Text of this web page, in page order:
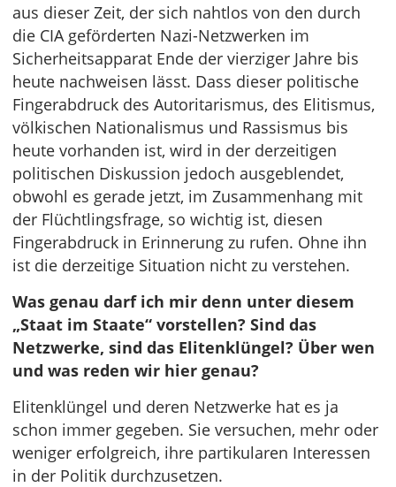
aus dieser Zeit, der sich nahtlos von den durch
die CIA geförderten Nazi-Netzwerken im
Sicherheitsapparat Ende der vierziger Jahre bis
heute nachweisen lässt. Dass dieser politische
Fingerabdruck des Autoritarismus, des Elitismus,
völkischen Nationalismus und Rassismus bis
heute vorhanden ist, wird in der derzeitigen
politischen Diskussion jedoch ausgeblendet,
obwohl es gerade jetzt, im Zusammenhang mit
der Flüchtlingsfrage, so wichtig ist, diesen
Fingerabdruck in Erinnerung zu rufen. Ohne ihn
ist die derzeitige Situation nicht zu verstehen.
Was genau darf ich mir denn unter diesem
„Staat im Staate“ vorstellen? Sind das
Netzwerke, sind das Elitenklüngel? Über wen
und was reden wir hier genau?
Elitenklüngel und deren Netzwerke hat es ja
schon immer gegeben. Sie versuchen, mehr oder
weniger erfolgreich, ihre partikularen Interessen
in der Politik durchzusetzen.